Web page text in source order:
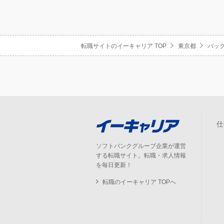
転職サイトのイーキャリア TOP 東京都 バッ
ソフトバンクグループ企業が運営
する転職サイト。転職・求人情報
を毎日更新！
転職のイーキャリア TOPへ